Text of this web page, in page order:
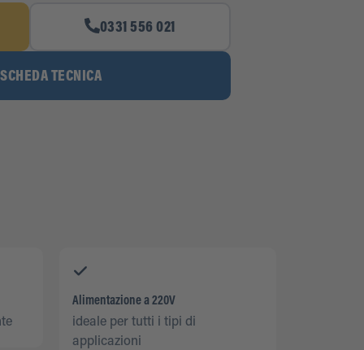
0331 556 021
TECNICA
Alimentazione a 220V
ideale per tutti i tipi di
applicazioni